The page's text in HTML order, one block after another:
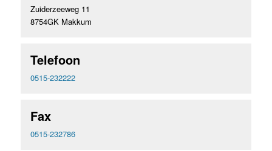
Zuiderzeeweg 11
8754GK Makkum
Telefoon
0515-232222
Fax
0515-232786